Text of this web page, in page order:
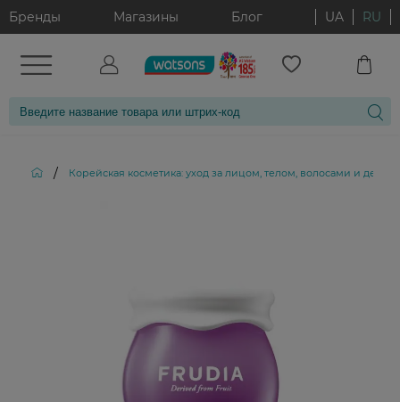
Бренды Магазины Блог UA RU
/ Корейская косметика: уход за лицом, телом, волосами и